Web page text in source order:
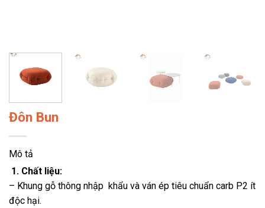
Đôn Bun
Mô tả
1. Chất liệu:
– Khung gỗ thông nhập khẩu và ván ép tiêu chuẩn carb P2 ít
độc hại.